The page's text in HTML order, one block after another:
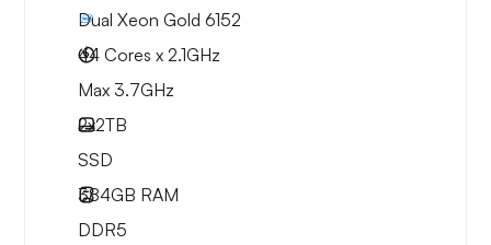
Dual Xeon Gold 6152
44 Cores x 2.1GHz
Max 3.7GHz
2x2TB
SSD
384GB RAM
DDR5